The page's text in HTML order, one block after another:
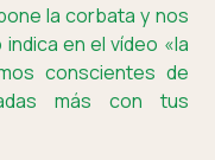
la corbata y nos
en el vídeo «la
conscientes de
más con tus